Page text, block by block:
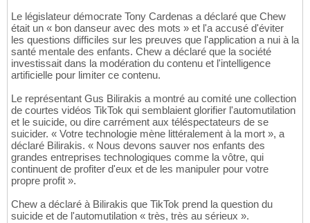
Le législateur démocrate Tony Cardenas a déclaré que Chew
était un « bon danseur avec des mots » et l'a accusé d'éviter
les questions difficiles sur les preuves que l'application a nui à la
santé mentale des enfants. Chew a déclaré que la société
investissait dans la modération du contenu et l'intelligence
artificielle pour limiter ce contenu.
Le représentant Gus Bilirakis a montré au comité une collection
de courtes vidéos TikTok qui semblaient glorifier l'automutilation
et le suicide, ou dire carrément aux téléspectateurs de se
suicider. « Votre technologie mène littéralement à la mort », a
déclaré Bilirakis. « Nous devons sauver nos enfants des
grandes entreprises technologiques comme la vôtre, qui
continuent de profiter d'eux et de les manipuler pour votre
propre profit ».
Chew a déclaré à Bilirakis que TikTok prend la question du
suicide et de l'automutilation « très, très au sérieux ».